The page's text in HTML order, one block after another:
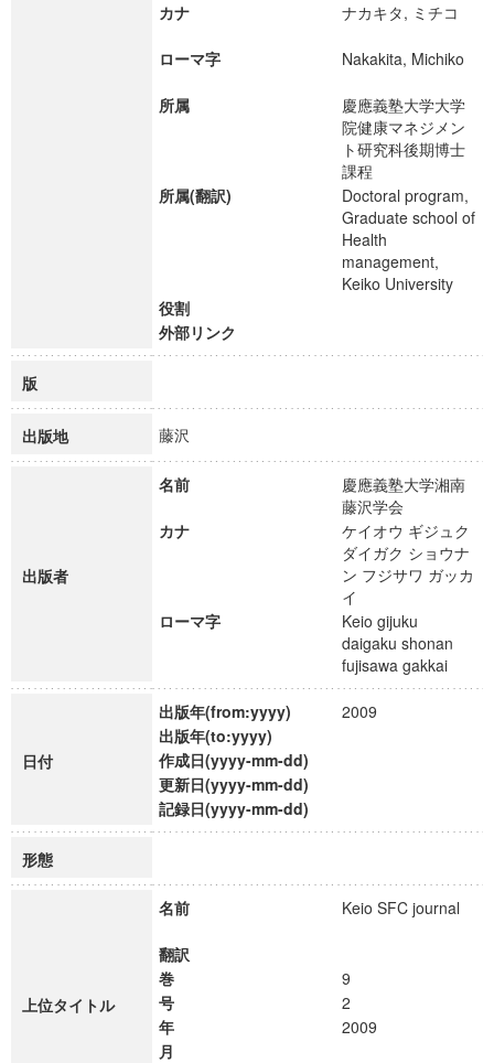
カナ
ナカキタ, ミチコ
ローマ字 Nakakita, Michiko
所属
慶應義塾大学大学
院健康マネジメン
ト研究科後期博士
課程
所属(翻訳)
Doctoral program,
Graduate school of
Health
management,
Keiko University
役割
外部リンク
版
出版地 藤沢
出版者
名前
慶應義塾大学湘南
藤沢学会
カナ
ケイオウ ギジュク
ダイガク ショウナ
ン フジサワ ガッカ
イ
ローマ字
Keio gijuku
daigaku shonan
fujisawa gakkai
日付
出版年(from:yyyy)
2009
出版年(to:yyyy)
作成日(yyyy-mm-dd)
更新日(yyyy-mm-dd)
記録日(yyyy-mm-dd)
形態
上位タイトル
名前 Keio SFC journal
翻訳
巻
9
号
2
年
2009
月